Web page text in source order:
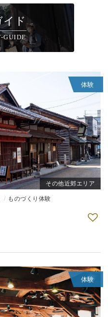
ド
GUIDE
体験
その他近郊エリア
ものづくり体験
体験